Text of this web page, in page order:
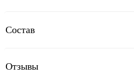
Состав
Отзывы